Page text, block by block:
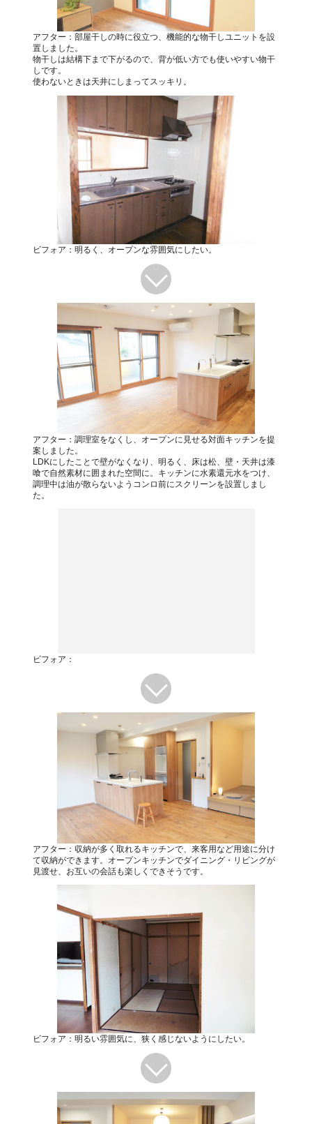
アフター：部屋干しの時に役立つ、機能的な物干しユニットを設
置しました。
物干しは結構下まで下がるので、背が低い方でも使いやすい物干
しです。
使わないときは天井にしまってスッキリ。
ビフォア：明るく、オープンな雰囲気にしたい。
アフター：調理室をなくし、オープンに見せる対面キッチンを提
案しました。
LDKにしたことで壁がなくなり、明るく、床は松、壁・天井は漆
喰で自然素材に囲まれた空間に。キッチンに水素還元水をつけ、
調理中は油が散らないようコンロ前にスクリーンを設置しまし
た。
ビフォア：
アフター：収納が多く取れるキッチンで、来客用など用途に分け
て収納ができます。オープンキッチンでダイニング・リビングが
見渡せ、お互いの会話も楽しくできそうです。
ビフォア：明るい雰囲気に、狭く感じないようにしたい。